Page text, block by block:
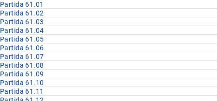
Partida 61.01
Partida 61.02
Partida 61.03
Partida 61.04
Partida 61.05
Partida 61.06
Partida 61.07
Partida 61.08
Partida 61.09
Partida 61.10
Partida 61.11